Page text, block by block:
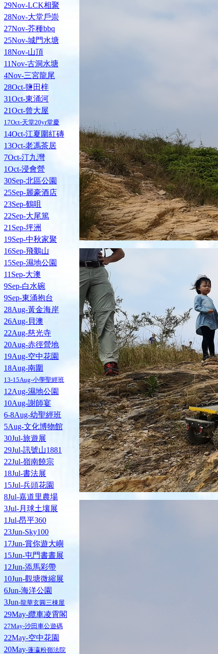
29Nov-LCK相聚
28Nov-大堂戶崇
27Nov-芥種bbq
25Nov-城門水塘
18Nov-山頂
11Nov-古洞水塘
4Nov-三宮龍尾
28Oct-鹽田梓
31Oct-東涌河
21Oct-曾大屋
17Oct-天堂20yr堂慶
14Oct-江夏圍紅磚
13Oct-老馮茶居
7Oct-汀九灣
1Oct-浸會營
30Sep-北區公園
25Sep-麗豪酒店
23Sep-鶴咀
22Sep-大尾篤
21Sep-坪洲
19Sep-中秋家聚
16Sep-飛鵝山
15Sep-濕地公園
11Sep-大澳
9Sep-白水碗
9Sep-東涌抱台
28Aug-黃金海岸
26Aug-貝澳
22Aug-慈光寺
20Aug-赤徑營地
19Aug-空中花園
18Aug-南圍
13-15Aug-小學聖經班
12Aug-濕地公園
10Aug-謝師宴
6-8Aug-幼聖經班
5Aug-文化博物館
30Jul-旅遊展
29Jul-訊號山1881
22Jul-嶺南饒宗
18Jul-書法展
15Jul-兵頭花園
8Jul-嘉道里農場
3Jul-月球土壤展
1Jul-昂平360
23Jun-Sky100
17Jun-賞你遊大嶼
15Jun-屯門書晝展
12Jun-添馬彩帶
10Jun-觀塘微縮展
6Jun-海洋公園
3Jun-龍華玄圓三棟屋
29May-纜車凌霄閣
27May-沙田車公遊碼
22May-空中花園
20May-蓬瀛粉嶺法院